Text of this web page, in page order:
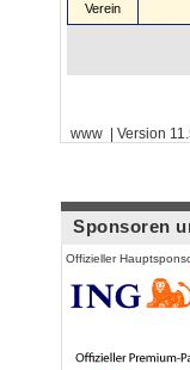
Verein
www | Version
Sponsoren
Offizieller